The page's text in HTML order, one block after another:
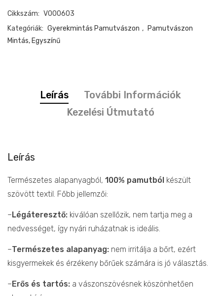
mennyiség
Cikkszám: V000603
Kategóriák: Gyerekmintás Pamutvászon , Pamutvászon
Mintás, Egyszínű
Leírás
További Információk
Kezelési Útmutató
Leírás
Természetes alapanyagból, 100% pamutból készült
szövött textil. Főbb jellemzői:
–Légáteresztő: kiválóan szellőzik, nem tartja meg a
nedvességet, így nyári ruházatnak is ideális.
–Természetes alapanyag: nem irritálja a bőrt, ezért
kisgyermekek és érzékeny bőrűek számára is jó választás.
–Erős és tartós: a vászonszövésnek köszönhetően